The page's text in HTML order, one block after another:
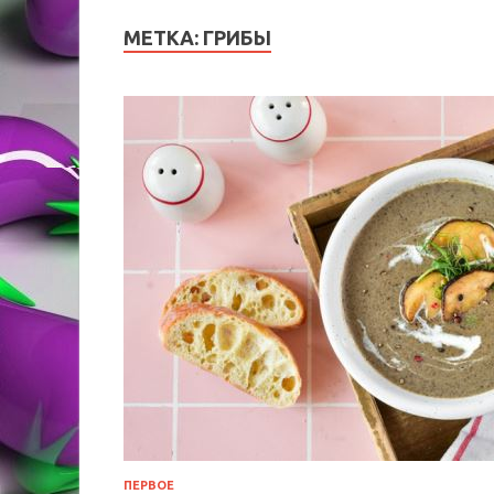
МЕТКА: ГРИБЫ
ПЕРВОЕ